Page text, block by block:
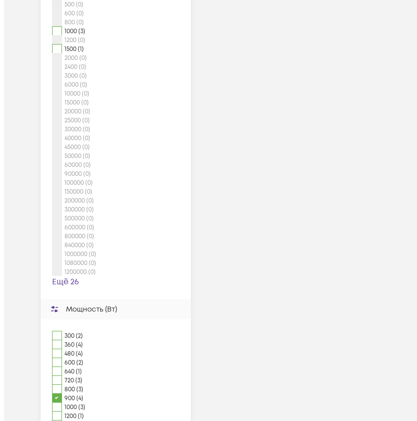
500 (0)
600 (0)
800 (0)
1000 (3)
1200 (0)
1500 (1)
2000 (0)
2400 (0)
3000 (0)
6000 (0)
10000 (0)
15000 (0)
20000 (0)
25000 (0)
30000 (0)
40000 (0)
45000 (0)
50000 (0)
60000 (0)
90000 (0)
100000 (0)
150000 (0)
200000 (0)
300000 (0)
500000 (0)
600000 (0)
800000 (0)
840000 (0)
1000000 (0)
1080000 (0)
1200000 (0)
Ещё 26
Мощность (Вт)
300 (2)
360 (4)
480 (4)
600 (2)
640 (1)
720 (3)
800 (3)
900 (4)
1000 (3)
1200 (1)